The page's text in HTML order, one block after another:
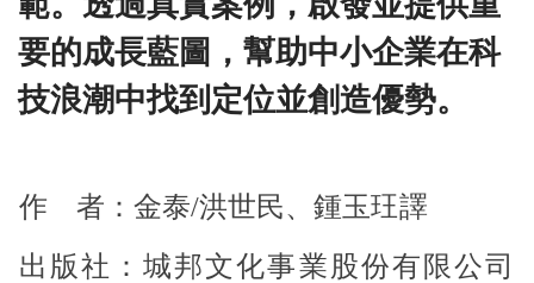
要的成長藍圖，幫助中小企業在科
技浪潮中找到定位並創造優勢。
作 者：金泰/洪世民、鍾玉玨譯
出版社：城邦文化事業股份有限公司